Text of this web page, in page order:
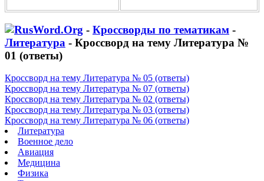
- Кроссворды по тематикам -
Литература - Кроссворд на тему Литература №
01 (ответы)
Кроссворд на тему Литература № 05 (ответы)
Кроссворд на тему Литература № 07 (ответы)
Кроссворд на тему Литература № 02 (ответы)
Кроссворд на тему Литература № 03 (ответы)
Кроссворд на тему Литература № 06 (ответы)
Литература
Военное дело
Авиация
Медицина
Физика